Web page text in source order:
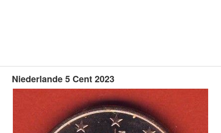
Niederlande 5 Cent 2023